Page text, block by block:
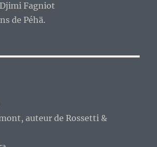
Fagniot
de Péhä.
auteur de Rossetti &